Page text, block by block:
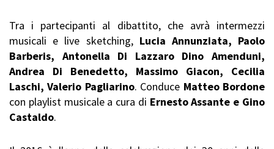
Tra i partecipanti al dibattito, che avrà intermezzi
musicali e live sketching, Lucia Annunziata, Paolo
Barberis, Antonella Di Lazzaro Dino Amenduni,
Andrea Di Benedetto, Massimo Giacon, Cecilia
Laschi, Valerio Pagliarino. Conduce Matteo Bordone
con playlist musicale a cura di Ernesto Assante e Gino
Castaldo.